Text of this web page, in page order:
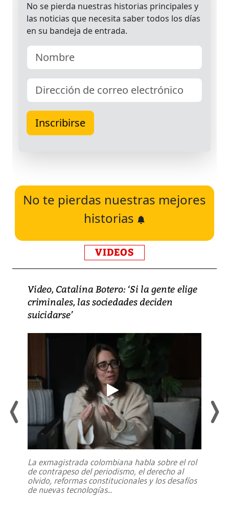
No te pierdas nuestras mejores
historias
VIDEOS
Video, Catalina Botero: ‘Si la gente elige
criminales, las sociedades deciden
suicidarse’
La exmagistrada colombiana habla sobre el rol
de contrapeso del periodismo, el derecho al
olvido, reformas constitucionales y los desafíos
de nuevas tecnologías...